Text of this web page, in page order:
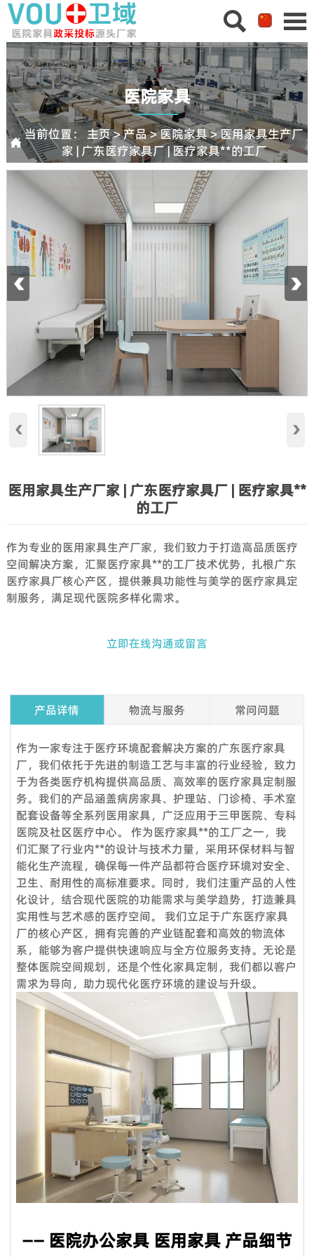
 
医院家具
 当前位置：主页>产品>医院家具>医用家具生产厂
家 | 广东医疗家具厂 | 医疗家具**的工厂
‹ ›
‹ ›
医用家具生产厂家 | 广东医疗家具厂 | 医疗家具**
的工厂
作为专业的医用家具生产厂家，我们致力于打造高品质医疗
空间解决方案，汇聚医疗家具**的工厂技术优势，扎根广东
医疗家具厂核心产区，提供兼具功能性与美学的医疗家具定
制服务，满足现代医院多样化需求。
立即在线沟通或留言
产品详情 物流与服务 常问问题
作为一家专注于医疗环境配套解决方案的广东医疗家具
厂，我们依托于先进的制造工艺与丰富的行业经验，致力
于为各类医疗机构提供高品质、高效率的医疗家具定制服
务。我们的产品涵盖病房家具、护理站、门诊椅、手术室
配套设备等全系列医用家具，广泛应用于三甲医院、专科
医院及社区医疗中心。 作为医疗家具**的工厂之一，我
们汇聚了行业内**的设计与技术力量，采用环保材料与智
能化生产流程，确保每一件产品都符合医疗环境对安全、
卫生、耐用性的高标准要求。同时，我们注重产品的人性
化设计，结合现代医院的功能需求与美学趋势，打造兼具
实用性与艺术感的医疗空间。 我们立足于广东医疗家具
厂的核心产区，拥有完善的产业链配套和高效的物流体
系，能够为客户提供快速响应与全方位服务支持。无论是
整体医院空间规划，还是个性化家具定制，我们都以客户
需求为导向，助力现代化医疗环境的建设与升级。
—— 医院办公家具 医用家具 产品细节
360度服务：
VOUPLUS组建了专业的工程团队，为工程客户和品牌店客户提
供完善的服务和****的项目解决方案。工程团队负责投标项目、
方案设计、配置、现场测量、验收报告、后续服务等。项目案例
来自政府、医疗机构、教育系统、酒店、银行等各行各业。我们
还负责提供专业的服务，通过提供培训课程帮助品牌店客户建立
强大的销售团队，这就是过去15年来客户选择我们的原因。
服务理念：客户至上
售前服务：
VOUPLUS坚持把专业的人放在合适的岗位，工程团队为客户提
供专业的方案设计、**合理的空间配置、后期的跟进工作，致力
于打造和谐的工作环境。
销售服务：
我们是一支专业的咨询团队，帮助您选择合适的家具并给出建议
和详细的家具保养原则。
产品享受三年保固及维修服务。我司售后服务中心负责处理客户
咨询、投诉、维修及应急服务、亲善回访等。三年保固期内，除
人为因素外，经维修后，产品无法正常使用，厂家将给予换货。
Q1. 我可以在下订单之前索取样品吗？
是的，我们欢迎样品订单来测试和检查质量。混合样品是可以接
受的。但考虑到节省邮费，我们还提供详细的图片和其他您需要
的文件，以作为替代解决方案来消除您的顾虑。
Q2.我可以参观你们的工厂吗？
当然，我们的工厂位于中国广州，距离广州白云国际机场仅 12
公里。如果您想参观我们的工厂，请联系我们预约。除了带您参
观我们的工厂外，我们还可以帮助您预订酒店、机场接机等。
Q3.你们工厂的付款期限是怎样的？
标准产品，通常以 TT 30% 定金，装货前 70% 余款；信用证；
OA；贸易保证可接受。定制产品需支付 50% 定金。
Q4：交货时间怎么样？
标准产品需要5-7个工作日，定制产品时间需要20天；大批量生
产需要10天**。
Q5：我是一个小批发商，你们接受小额订单吗？
当然可以。从您联系我们的那一刻起，您就成为我们宝贵的潜在
客户。无论您的数量多大或少，我们都期待与您合作，希望我们
未来能够共同成长。
Q6：我可以把我的标志放在产品上吗？
是的。您可以将您的织物徽标发送给我们，然后我们可以在椅子
上放置您的徽标。此外，我们可以在盒子上印上您的徽标。
Q7. 你们的质量控制如何？
质量是我们的文化。我们拥有专业的质量检测中心，对原材料进
行化学和物理测试，只有合格的才能生产。专业的QC团队拥有
量生产过程中控制货物的质量。我们保证客户对我们**产品